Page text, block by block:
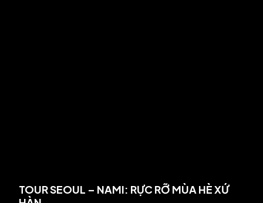
TOUR SEOUL – NAMI: RỰC RỠ MÙA HÈ XỨ